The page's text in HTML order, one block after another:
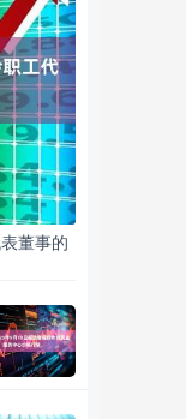
董事的